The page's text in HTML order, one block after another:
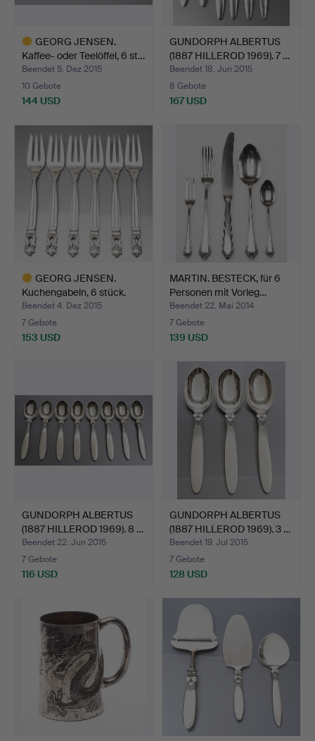
GEORG JENSEN.
Kaffee- oder Teelöffel, 6 st…
Beendet 5. Dez 2015
10 Gebote
144 USD
Objekt
GUNDORPH ALBERTUS
(1887 HILLEROD 1969). 7 …
Beendet 18. Jun 2015
8 Gebote
167 USD
GEORG JENSEN.
Kuchengabeln, 6 stück.
Beendet 4. Dez 2015
7 Gebote
153 USD
MARTIN. BESTECK, für 6
Personen mit Vorleg…
Beendet 22. Mai 2014
7 Gebote
139 USD
GUNDORPH ALBERTUS
(1887 HILLEROD 1969). 8 …
Beendet 22. Jun 2015
7 Gebote
116 USD
GUNDORPH ALBERTUS
(1887 HILLEROD 1969). 3 …
Beendet 19. Jul 2015
7 Gebote
128 USD